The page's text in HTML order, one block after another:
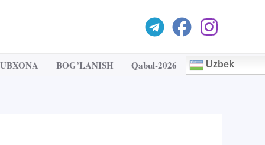
BOG’LANISH Qabul-2026 Uzbek